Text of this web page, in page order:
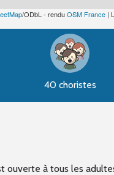
/ODbL - renduOSM France |
40 choristes
ouverte à tous les